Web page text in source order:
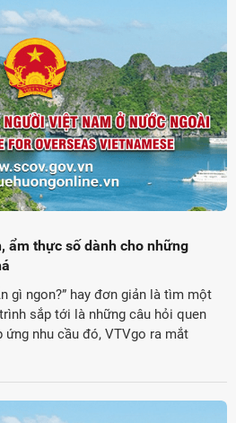
ẩm thực số dành cho những
gì ngon?” hay đơn giản là tìm một
sắp tới là những câu hỏi quen
nhu cầu đó, VTVgo ra mắt